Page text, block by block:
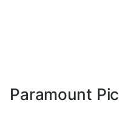
Paramount